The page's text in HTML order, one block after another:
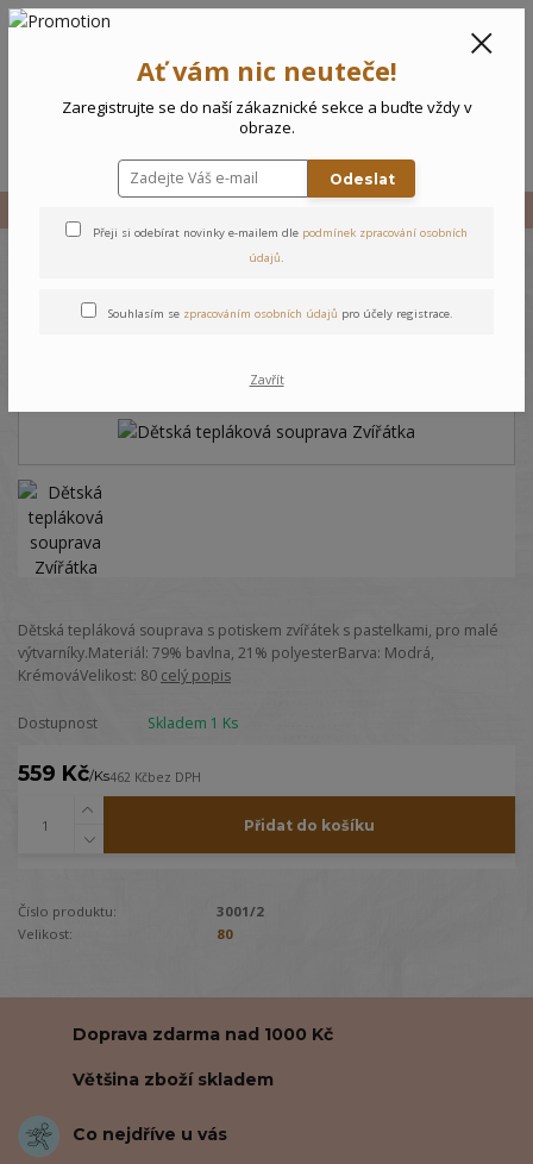
Dětská tepláková souprava
Dětská tepláková souprava s potiskem zvířátek s pastelkami, pro malé
výtvarníky.Materiál: 79% bavlna, 21% polyesterBarva: Modrá,
KrémováVelikost: 80 celý popis
Dostupnost Skladem 1 Ks
559 Kč/Ks462 Kčbez DPH
Přidat do košíku
Číslo produktu:
3001/2
Velikost:
80
Doprava zdarma nad 1000 Kč
Většina zboží skladem
Co nejdříve u vás
Ať vám nic neuteče!
Zaregistrujte se do naší zákaznické sekce a buďte vždy v
obraze.
Odeslat
Přeji si odebírat novinky e-mailem dle podmínek zpracování osobních
údajů.
Souhlasím se zpracováním osobních údajů pro účely registrace.
Zavřít